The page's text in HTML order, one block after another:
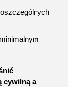
cywilną a